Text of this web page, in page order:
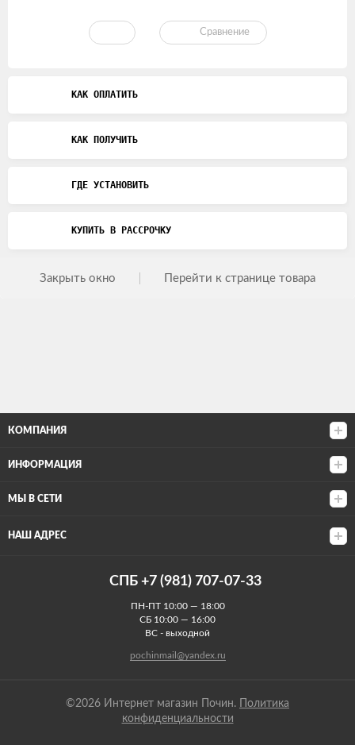
Сравнение
КАК ОПЛАТИТЬ
КАК ПОЛУЧИТЬ
ГДЕ УСТАНОВИТЬ
КУПИТЬ В РАССРОЧКУ
Закрыть окно Перейти к странице товара
КОМПАНИЯ
ИНФОРМАЦИЯ
МЫ В СЕТИ
НАШ АДРЕС
СПБ +7 (981) 707-07-33
ПН-ПТ 10:00 — 18:00
СБ 10:00 — 16:00
ВС - выходной
pochinmail@yandex.ru
©2026 Интернет магазин Почин.
Политика
конфиденциальности